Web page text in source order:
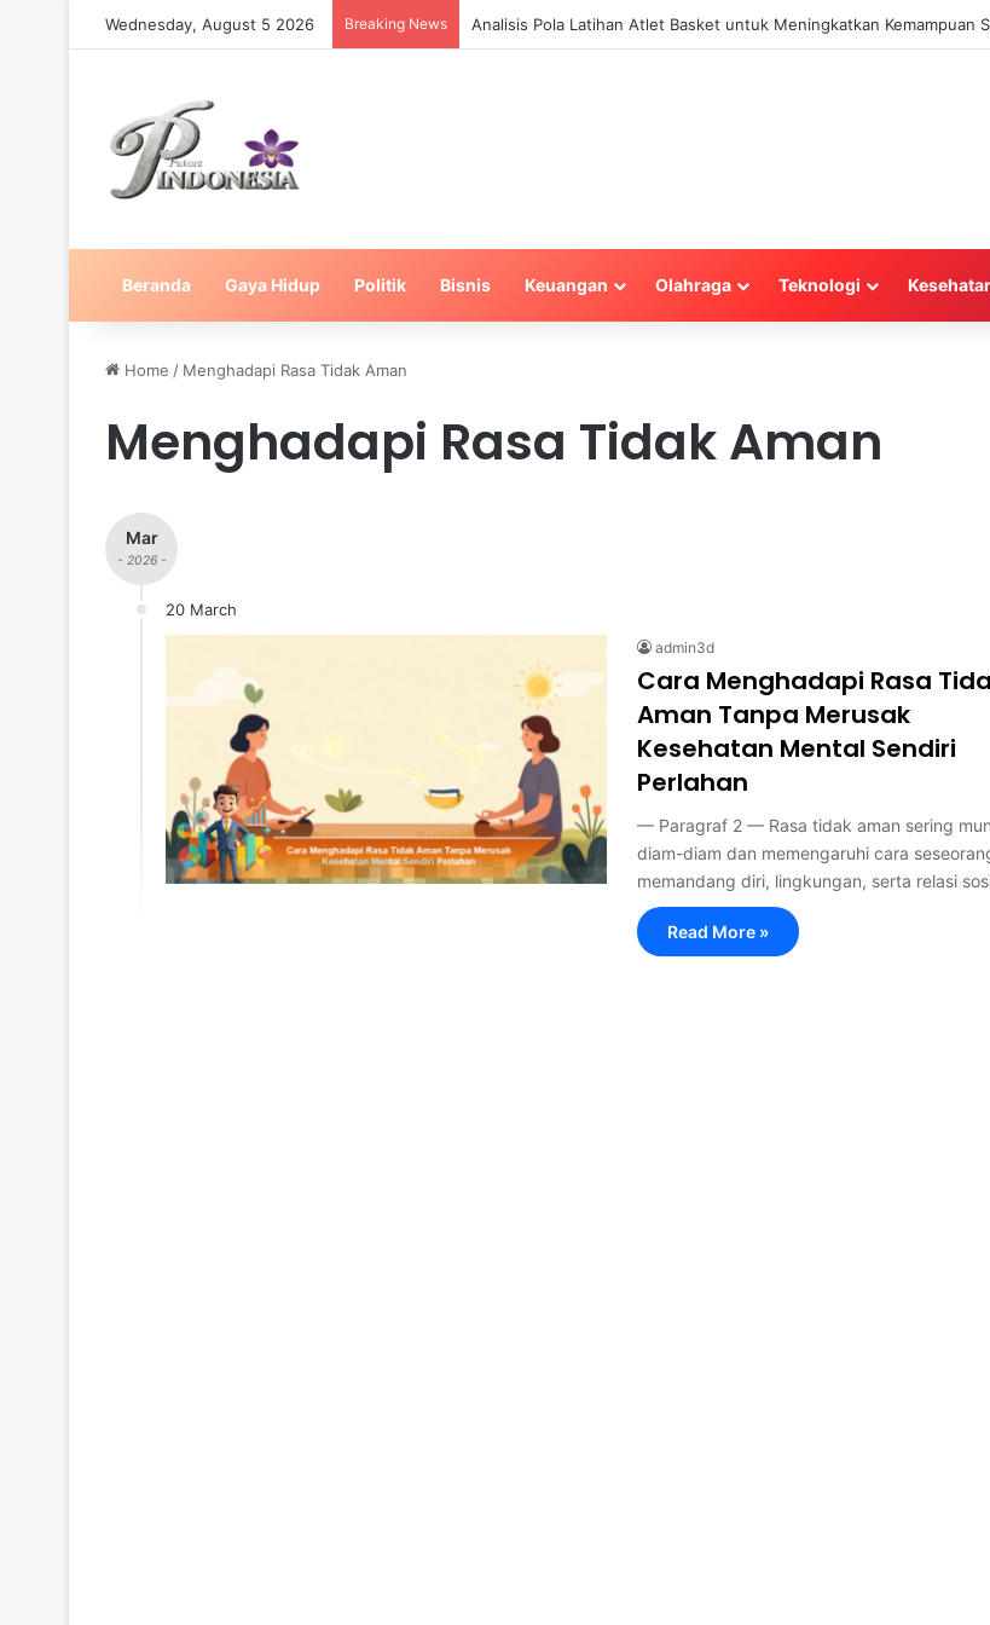
Wednesday, August 5 2026 Breaking News Analisis Pola Latihan Atlet Basket untuk Meningkatkan Kemampuan
Beranda Gaya Hidup Politik Bisnis Keuangan Olahraga Teknologi
Home / Menghadapi Rasa Tidak Aman
Menghadapi Rasa Tidak Aman
Mar
- 2026 -
20 March
admin3d
Cara Menghadapi Rasa
Aman Tanpa Merusak
Kesehatan Mental Sendiri
Perlahan
— Paragraf 2 — Rasa tidak aman sering
diam-diam dan memengaruhi cara
memandang diri, lingkungan, serta relasi
Read More »